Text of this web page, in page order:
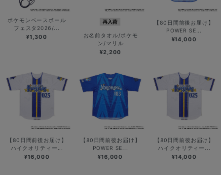
ポケモンベースボール
フェスタ2026/...
¥1,300
再入荷
お名前タオル/ポケモ
ン/マリル
¥2,200
【80日間前後お届け】
POWER SE...
¥14,000
【80日間前後お届け】
ハイクオリティー...
¥16,000
【80日間前後お届け】
POWER SE...
¥16,000
【80日間前後お届け】
ハイクオリティー...
¥14,000